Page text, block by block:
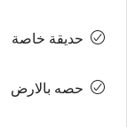
حديقة خاصة
حصه بالارض